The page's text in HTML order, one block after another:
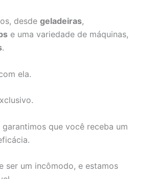
desde geladeiras,
e uma variedade de máquinas,
.
ela.
que você receba um
ser um incômodo, e estamos